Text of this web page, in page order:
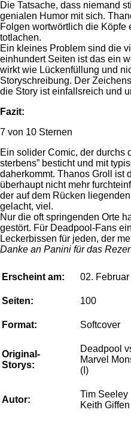
Die Tatsache, dass niemand
genialen Humor mit sich.
Folgen wortwörtlich die Köpfe
totlachen.
Ein kleines Problem sind die
einhundert Seiten ist das ein
wirkt wie Lückenfüllung und
Storyschreibung. Der
die Story ist einfallsreich und
Fazit:
7 von 10 Sternen
Ein solider Comic, der durchs
sterbens” besticht und mit
daherkommt. Thanos Groll ist
überhaupt nicht mehr
der auf dem Rücken
gelacht, viel.
Nur die oft springenden Orte
gestört. Für Deadpool-Fans
Leckerbissen für jeden, der
Danke an Panini für das
Erscheint am: 02.
Seiten: 100
Format: Softcover
Original-
Storys:
Deadpool
Marvel
(I)
Autor:
Tim Seeley
Keith Giffen